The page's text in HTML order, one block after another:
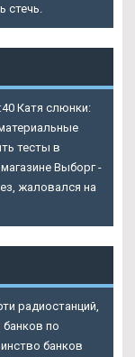
стечь.
Катя слюнки:
тесты в
Выборг -
жаловался на
радиостанций,
по
банков